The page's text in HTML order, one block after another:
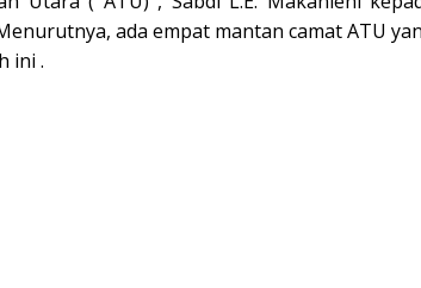
ada empat mantan camat ATU
ini .